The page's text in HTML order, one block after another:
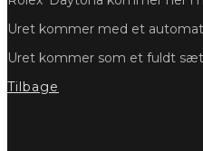
Uret kommer med et
Uret kommer som et fuldt
Tilbage